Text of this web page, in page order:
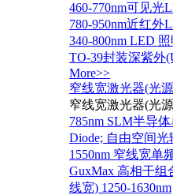
460-770nm可见光
780-950nm近红外
340-800nm LED
TO-39封装深紫外
More>>
窄线宽激光器(光
窄线宽激光器(光
785nm SLM半导
Diode; 自由空间光
1550nm 窄线宽单
GuxMax 高相干
线宽) 1250-1630nm